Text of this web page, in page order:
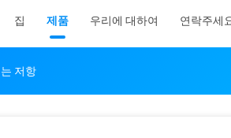
집 제품 우리에 대하여 연락주세
저항